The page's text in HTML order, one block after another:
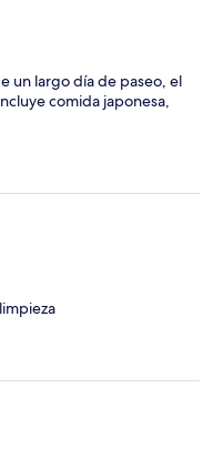
un largo día de paseo, el
comida japonesa,